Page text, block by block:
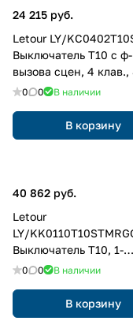
24 215 руб.
Letour LY/
Выключатель Т10 с
вызова сцен, 4 клав.,
кнопок, пластик,
0 0 В наличии
В корзину
40 862 руб.
Letour
LY/
Выключатель Т10, 1-
клавишн., встр. реле,
0 0 В наличии
В корзину